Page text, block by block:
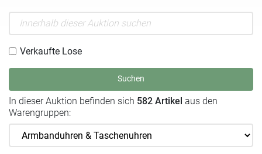
Verkaufte Lose
Suchen
In dieser Auktion befinden sich 582 Artikel aus den
Warengruppen: